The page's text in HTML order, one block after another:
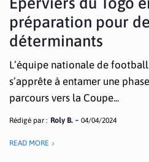
préparation pour
déterminants
L’équipe nationale de
s’apprête à entamer une
parcours vers la Coupe...
Rédigé par : Roly B. 04/04/2024
READ MORE